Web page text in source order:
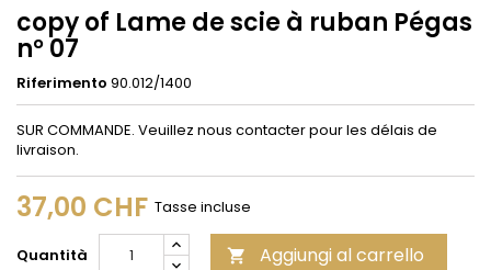
copy of Lame de scie à ruban Pégas
n° 07
Riferimento 90.012/1400
SUR COMMANDE. Veuillez nous contacter pour les délais de
livraison.
37,00 CHF Tasse incluse
Quantità  Aggiungi al carrello